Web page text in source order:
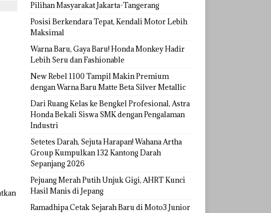
Pilihan Masyarakat Jakarta-Tangerang
Posisi Berkendara Tepat, Kendali Motor Lebih
Maksimal
Warna Baru, Gaya Baru! Honda Monkey Hadir
Lebih Seru dan Fashionable
New Rebel 1100 Tampil Makin Premium
dengan Warna Baru Matte Beta Silver Metallic
Dari Ruang Kelas ke Bengkel Profesional, Astra
Honda Bekali Siswa SMK dengan Pengalaman
Industri
Setetes Darah, Sejuta Harapan! Wahana Artha
Group Kumpulkan 132 Kantong Darah
Sepanjang 2026
Pejuang Merah Putih Unjuk Gigi, AHRT Kunci
Hasil Manis di Jepang
Ramadhipa Cetak Sejarah Baru di Moto3 Junior